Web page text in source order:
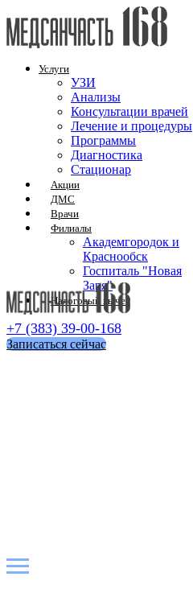
Услуги
УЗИ
Анализы
Консультации врачей
Лечение и процедуры
Программы
Диагностика
Стационар
Акции
ДМС
Врачи
Филиалы
Академгородок и
Краснообск
Госпиталь "Новая
Заря"
Налоговый вычет
+7 (383) 39-00-168
Записаться сейчас